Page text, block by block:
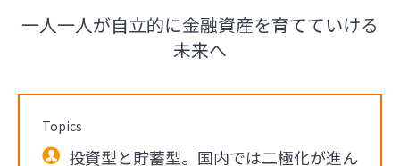
一人一人が自立的に金融資産を育てていける
未来へ
Topics
投資型と貯蓄型。国内では二極化が進ん